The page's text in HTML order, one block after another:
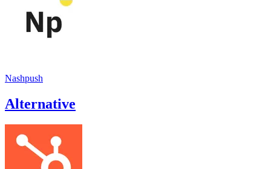
Nashpush
Alternative